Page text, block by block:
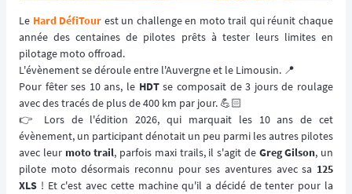
Le Hard DéfiTour est un challenge en moto trail qui réunit chaque
année des centaines de pilotes prêts à tester leurs limites en
pilotage moto offroad.
L'évènement se déroule entre l'Auvergne et le Limousin. 📍
Pour fêter ses 10 ans, le HDTse composait de 3 jours de roulage
avec des tracés de plus de 400 km par jour. 💪🏻
👉 Lors de l'édition 2026, qui marquait les 10 ans de cet
évènement, un participant dénotait un peu parmi les autres pilotes
avec leur moto trail, parfois maxi trails, il s'agit de Greg Gilson, un
pilote moto désormais reconnu pour ses aventures avec sa 125
XLS ! Et c'est avec cette machine qu'il a décidé de tenter pour la